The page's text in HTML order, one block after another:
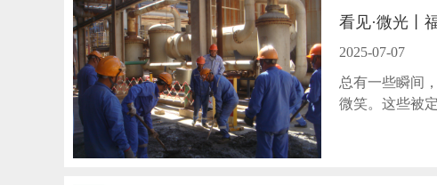
看见·微光丨
2025-07-07
总有一些瞬间
微笑。这些被